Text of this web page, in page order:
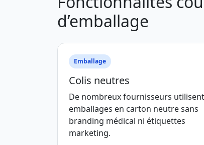
d’emballage
Emballage
Colis neutres
De nombreux fournisseurs
emballages en carton neutre sans
branding médical ni étiquettes
marketing.